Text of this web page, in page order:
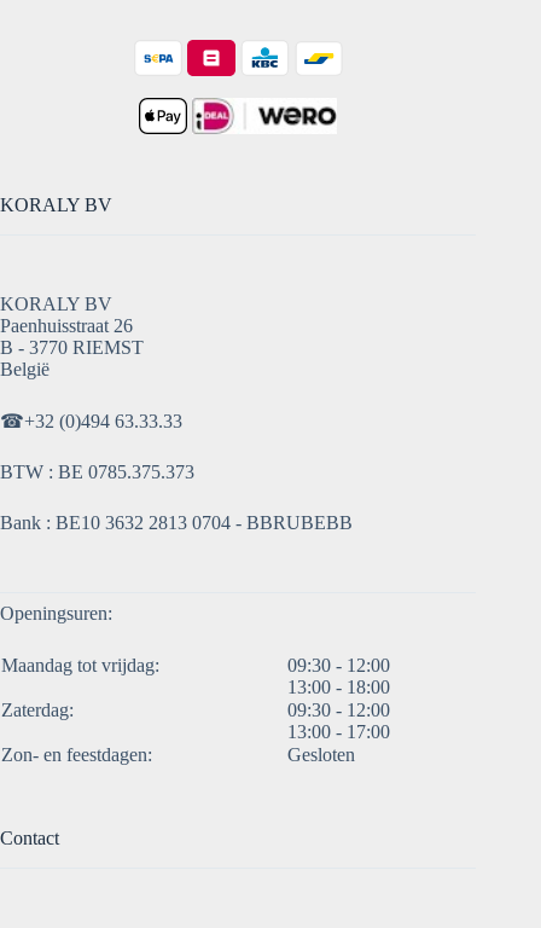
KORALY BV
KORALY BV
Paenhuisstraat 26
B - 3770 RIEMST
België
☎+32 (0)494 63.33.33
BTW : BE 0785.375.373
Bank : BE10 3632 2813 0704 - BBRUBEBB
Openingsuren:
Maandag tot vrijdag:
09:30 - 12:00
13:00 - 18:00
Zaterdag:
09:30 - 12:00
13:00 - 17:00
Zon- en feestdagen:
Gesloten
Contact